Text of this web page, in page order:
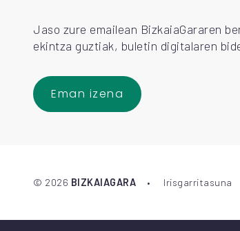
Jaso zure emailean BizkaiaGararen
ekintza guztiak, buletin digitalaren
Eman izena
© 2026 BIZKAIAGARA Irisgarritasuna